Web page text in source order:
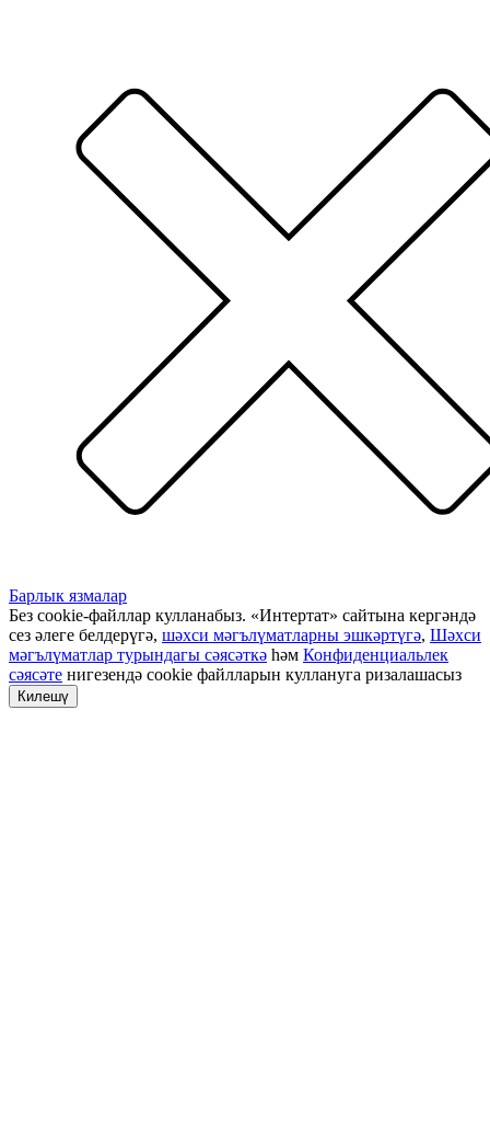
Барлык язмалар
Без cookie-файллар кулланабыз. «Интертат» сайтына кергәндә
сез әлеге белдерүгә, шәхси мәгълүматларны эшкәртүгә, Шәхси
мәгълүматлар турындагы сәясәткә һәм Конфиденциальлек
сәясәте нигезендә cookie файлларын куллануга ризалашасыз
Килешү